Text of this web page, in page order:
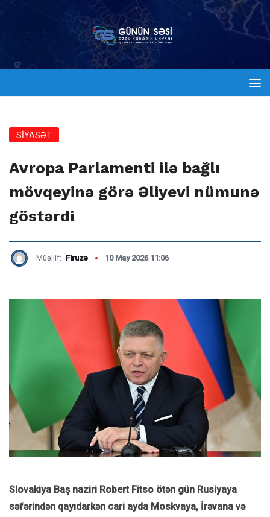
SİYASƏT
Avropa Parlamenti ilə bağlı
mövqeyinə görə Əliyevi nümunə
göstərdi
Müəllif: Firuzə 10 May 2026 11:06
Slovakiya Baş naziri Robert Fitso ötən gün Rusiyaya
səfərindən qayıdarkən cari ayda Moskvaya, İrəvana və